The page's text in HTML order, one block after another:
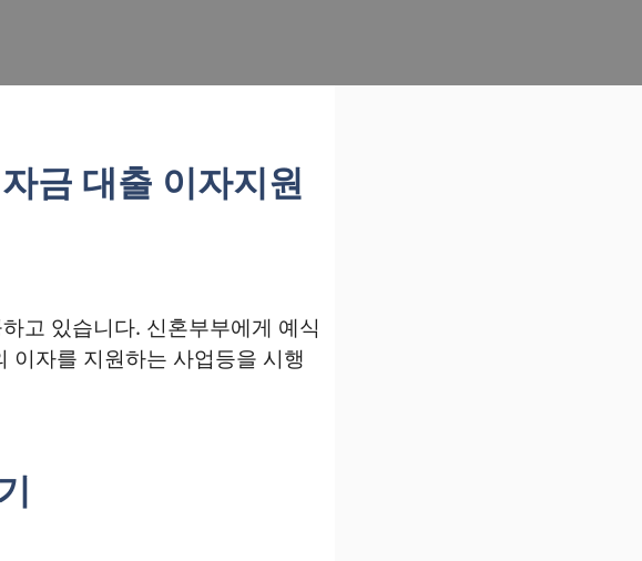
금 대출 이자지원
고 있습니다. 신혼부부에게 예식
이자를 지원하는 사업등을 시행